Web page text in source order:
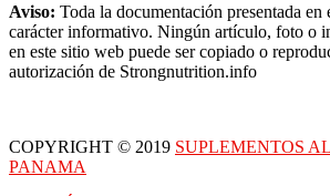
Aviso: Toda la documentación presentada en
carácter informativo. Ningún artículo, foto o
en este sitio web puede ser copiado o
autorización de Strongnutrition.info
COPYRIGHT © 2019 SUPLEMENTOS
PANAMA